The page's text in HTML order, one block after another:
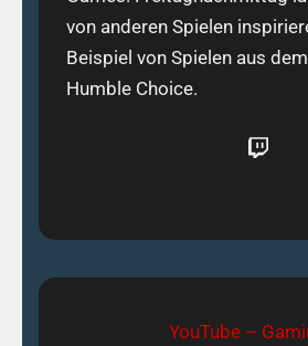
von anderen Spielen
Beispiel von Spielen aus
Humble Choice.
Twitch
YouTube –